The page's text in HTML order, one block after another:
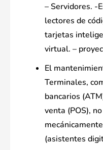
– Servidores. -
lectores de
tarjetas
virtual. –
El
Terminales,
bancarios
venta (POS),
(asistentes